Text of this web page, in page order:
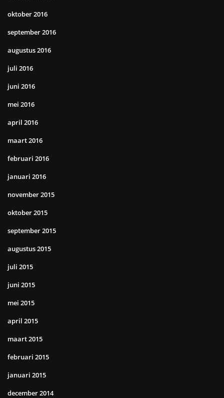
oktober 2016
september 2016
augustus 2016
juli 2016
juni 2016
mei 2016
april 2016
maart 2016
februari 2016
januari 2016
november 2015
oktober 2015
september 2015
augustus 2015
juli 2015
juni 2015
mei 2015
april 2015
maart 2015
februari 2015
januari 2015
december 2014